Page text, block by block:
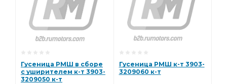
Гусеница РМШ в сборе
с уширителем к-т 3903-
3209050 к-т
Гусеница РМШ к-т 3903-
3209060 к-т